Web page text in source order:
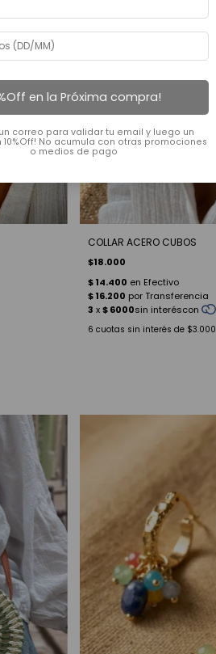
COLLAR ACERO CUBOS
$18.000
6 cuotas sin interés de $3.000
en la Próxima compra!
correo para validar tu email y luego un
10%Off! No acumula con otras promociones
o medios de pago